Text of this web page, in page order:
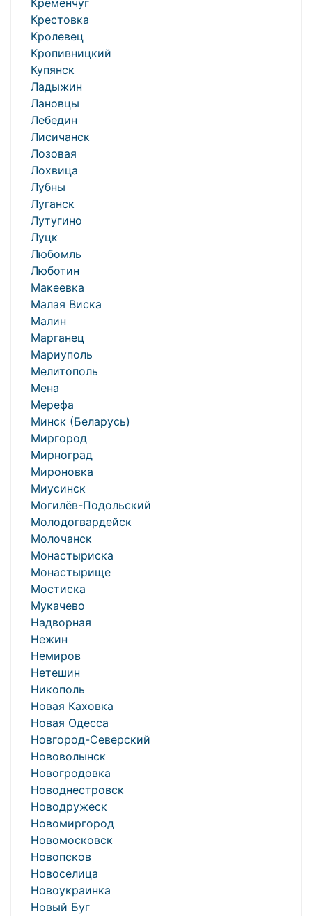
Кременчуг
Крестовка
Кролевец
Кропивницкий
Купянск
Ладыжин
Лановцы
Лебедин
Лисичанск
Лозовая
Лохвица
Лубны
Луганск
Лутугино
Луцк
Любомль
Люботин
Макеевка
Малая Виска
Малин
Марганец
Мариуполь
Мелитополь
Мена
Мерефа
Минск (Беларусь)
Миргород
Мирноград
Мироновка
Миусинск
Могилёв-Подольский
Молодогвардейск
Молочанск
Монастыриска
Монастырище
Мостиска
Мукачево
Надворная
Нежин
Немиров
Нетешин
Никополь
Новая Каховка
Новая Одесса
Новгород-Северский
Нововолынск
Новогродовка
Новоднестровск
Новодружеск
Новомиргород
Новомосковск
Новопсков
Новоселица
Новоукраинка
Новый Буг